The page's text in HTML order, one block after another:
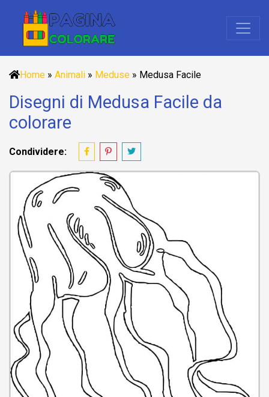
Home » Animali » Meduse » Medusa Facile
Disegni di Medusa Facile da
colorare
Condividere: